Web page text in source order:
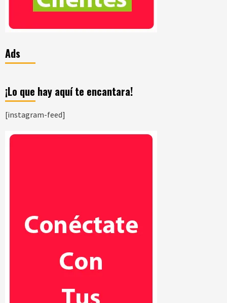
Ads
¡Lo que hay aquí te encantara!
[instagram-feed]